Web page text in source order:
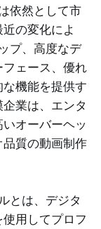
依然として市
の変化によ
プ、高度なデ
ェース、優れ
機能を提供す
業は、エンタ
オーバーヘッ
品質の動画制作
とは、デジタ
用してプロフ